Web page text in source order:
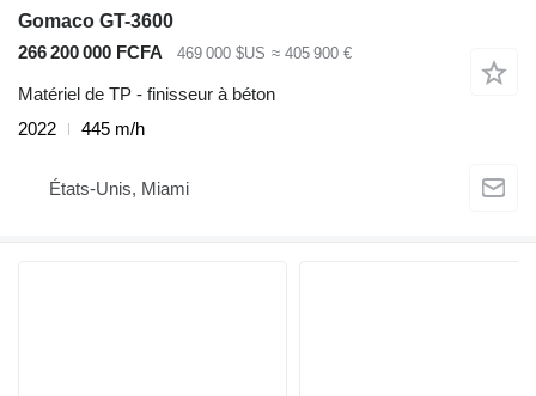
Gomaco GT-3600
266 200 000 FCFA
469 000 $US ≈ 405 900 €
Matériel de TP - finisseur à béton
2022
445 m/h
États-Unis, Miami